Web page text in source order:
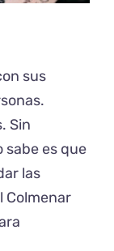
sus
Sin
sabe es que
las
Colmenar